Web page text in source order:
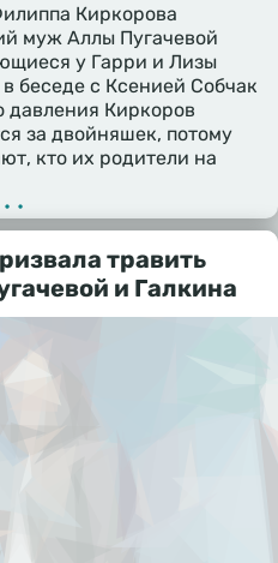
Киркорова
муж Аллы Пугачевой
у Гарри и Лизы
беседе с Ксенией Собчак
давления Киркоров
за двойняшек, потому
кто их родители на
травить
и Галкина